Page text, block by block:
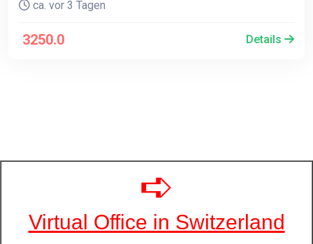
ca. vor 3 Tagen
3250.0 Details